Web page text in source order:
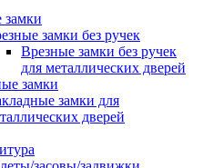
замки
замки без ручек
Врезные замки без ручек
для металлических дверей
замки
замки для
дверей